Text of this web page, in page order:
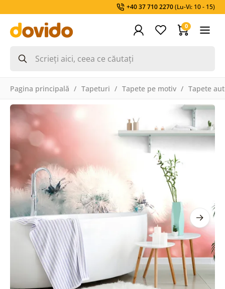
+40 37 710 2270(Lu-Vi: 10 - 15)
0
Pagina principală Tapeturi Tapete pe motiv Tapete